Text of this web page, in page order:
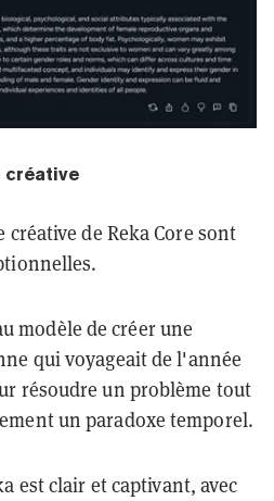
créative
de Reka Core sont
modèle de créer une
qui voyageait de l'année
résoudre un problème tout
un paradoxe temporel.
est clair et captivant, avec